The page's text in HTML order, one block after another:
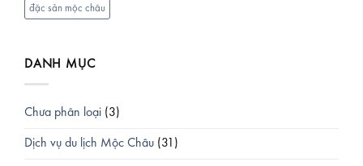
đặc sản mộc châu
DANH MỤC
Chưa phân loại (3)
Dịch vụ du lịch Mộc Châu (31)